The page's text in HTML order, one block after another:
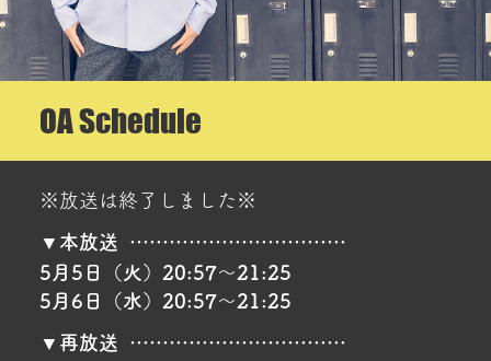
OA Schedule放送日時
※放送は終了しました※
本放送
5月5日（火）20:57～21:25
5月6日（水）20:57～21:25
再放送